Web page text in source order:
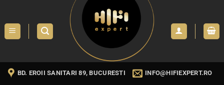
content
BD. EROII SANITARI 89, BUCURESTI INFO@HIFIEXPERT.RO